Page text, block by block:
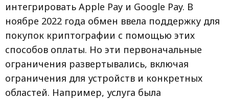
интегрировать Apple Pay и Google Pay. В
ноябре 2022 года обмен ввела поддержку для
покупок криптографии с помощью этих
способов оплаты. Но эти первоначальные
ограничения развертывались, включая
ограничения для устройств и конкретных
областей. Например, услуга была